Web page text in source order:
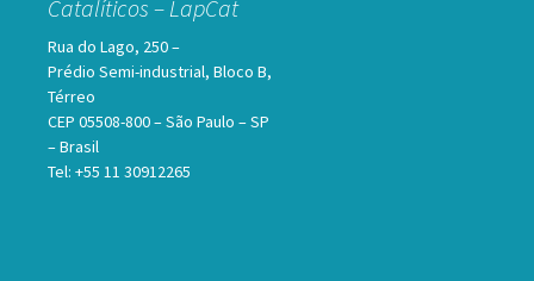
Catalíticos – LapCat
Rua do Lago, 250 –
Prédio Semi-industrial, Bloco B,
Térreo
CEP 05508-800 – São Paulo – SP
– Brasil
Tel: +55 11 30912265